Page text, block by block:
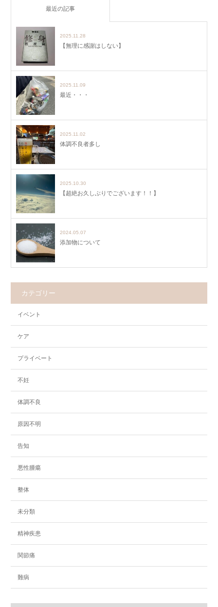
最近の記事
2025.11.28
【無理に感謝はしない】
2025.11.09
最近・・・
2025.11.02
体調不良者多し
2025.10.30
【超絶お久しぶりでございます！！】
2024.05.07
添加物について
カテゴリー
イベント
ケア
プライベート
不妊
体調不良
原因不明
告知
悪性腫瘍
整体
未分類
精神疾患
関節痛
難病